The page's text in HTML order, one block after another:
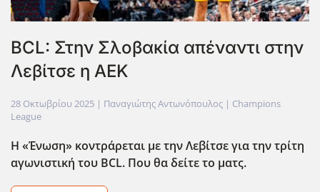
BCL: Στην Σλοβακία απέναντι στην
Λεβίτσε η ΑΕΚ
28 Οκτωβρίου 2025 | Παναγιώτης Αντωνόπουλος | Champions
League
Η «Ένωση» κοντράρεται με την Λεβίτσε για την τρίτη
αγωνιστική του BCL. Που θα δείτε το ματς.